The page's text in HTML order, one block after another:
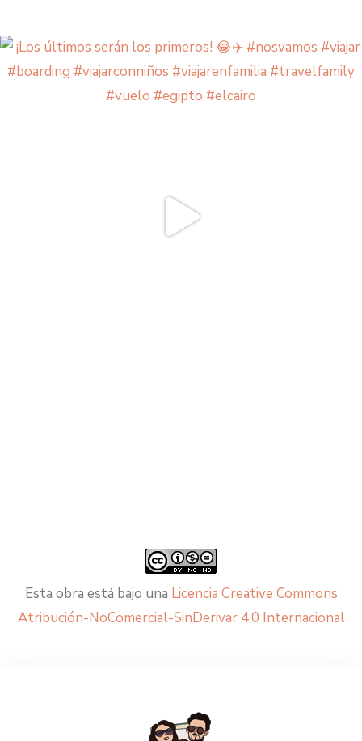
Esta obra está bajo una Licencia Creative Commons
Atribución-NoComercial-SinDerivar 4.0 Internacional